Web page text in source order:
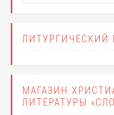
ЛИТУРГИЧЕСКИЙ
МАГАЗИН
ЛИТЕРАТУРЫ